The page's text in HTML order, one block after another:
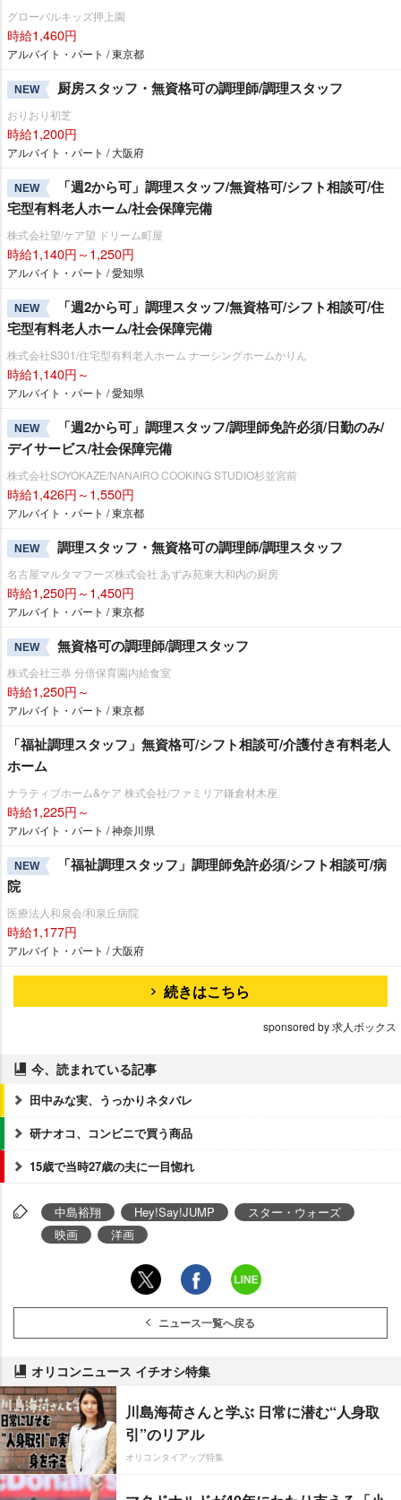
グローバルキッズ押上園
時給1,460円
アルバイト・パート / 東京都
NEW 厨房スタッフ・無資格可の調理師/調理スタッフ
おりおり初芝
時給1,200円
アルバイト・パート / 大阪府
NEW
「週2から可」調理スタッフ/無資格可/シフト相談可/住
宅型有料老人ホーム/社会保障完備
株式会社望/ケア望 ドリーム町屋
時給1,140円～1,250円
アルバイト・パート / 愛知県
NEW
「週2から可」調理スタッフ/無資格可/シフト相談可/住
宅型有料老人ホーム/社会保障完備
株式会社S301/住宅型有料老人ホーム ナーシングホームかりん
時給1,140円～
アルバイト・パート / 愛知県
NEW
「週2から可」調理スタッフ/調理師免許必須/日勤のみ/
デイサービス/社会保障完備
株式会社SOYOKAZE/NANAIRO COOKING STUDIO杉並宮前
時給1,426円～1,550円
アルバイト・パート / 東京都
NEW 調理スタッフ・無資格可の調理師/調理スタッフ
名古屋マルタマフーズ株式会社 あずみ苑東大和内の厨房
時給1,250円～1,450円
アルバイト・パート / 東京都
NEW 無資格可の調理師/調理スタッフ
株式会社三恭 分倍保育園内給食室
時給1,250円～
アルバイト・パート / 東京都
「福祉調理スタッフ」無資格可/シフト相談可/介護付き有料老人
ホーム
ナラティブホーム&ケア 株式会社/ファミリア鎌倉材木座
時給1,225円～
アルバイト・パート / 神奈川県
NEW
「福祉調理スタッフ」調理師免許必須/シフト相談可/病
院
医療法人和泉会/和泉丘病院
時給1,177円
アルバイト・パート / 大阪府
続きはこちら
sponsored by 求人ボックス
今、読まれている記事
田中みな実、うっかりネタバレ
研ナオコ、コンビニで買う商品
15歳で当時27歳の夫に一目惚れ
中島裕翔 Hey!Say!JUMP
スター・ウォーズ
映画
洋画
ニュース一覧へ戻る
オリコンニュース イチオシ特集
川島海荷さんと学ぶ 日常に潜む“人身取
引”のリアル
オリコンタイアップ特集